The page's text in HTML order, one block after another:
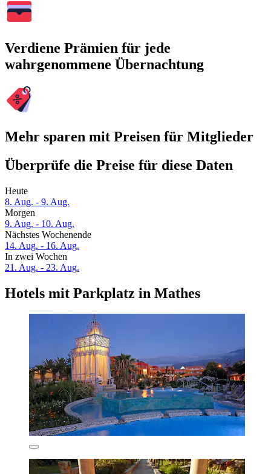
Verdiene Prämien für jede
wahrgenommene Übernachtung
Mehr sparen mit Preisen für Mitglieder
Überprüfe die Preise für diese Daten
Heute
8. Aug. - 9. Aug.
Morgen
9. Aug. - 10. Aug.
Nächstes Wochenende
14. Aug. - 16. Aug.
In zwei Wochen
21. Aug. - 23. Aug.
Hotels mit Parkplatz in Mathes